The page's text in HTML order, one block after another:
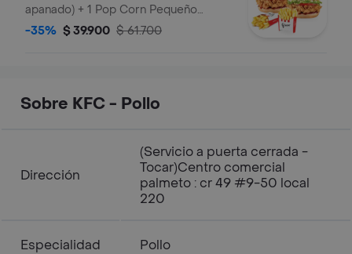
apanado) + 1 Pop Corn Pequeño
(Trocitos de pechuga apanados) + 2
-35% $ 39.900 $ 61.700
Sobre KFC - Pollo
Dirección
(Servicio a puerta cerrada -
Tocar)Centro comercial
palmeto : cr 49 #9-50 local
220
Especialidad Pollo